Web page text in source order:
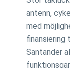
antenn,
med
finansiering
Santander